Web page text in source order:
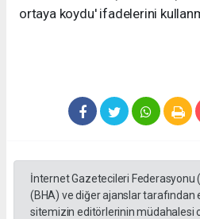
ortaya koydu' ifadelerini
İnternet Gazetecileri Federasyonu
(BHA) ve diğer ajanslar tarafından
sitemizin editörlerinin müdahalesi